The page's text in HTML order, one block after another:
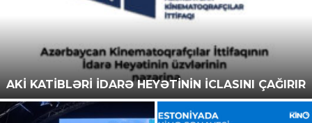
AKİ KATİBLƏRİ İDARƏ HEYƏTİNİN İCLASINI ÇAĞIRIR